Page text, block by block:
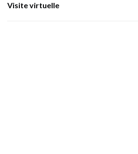
Visite virtuelle